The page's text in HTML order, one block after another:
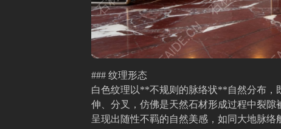
### 纹理形态
白色纹理以**不规则的脉络状**自然分布，
伸、分叉，仿佛是天然石材形成过程中裂
呈现出随性不羁的自然美感，如同大地脉络